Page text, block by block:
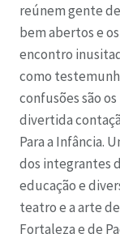
reúnem gente
bem abertos e
encontro
como
confusões são
divertida
Para a Infância.
dos integrantes
educação e
teatro e a arte
Fortaleza e de